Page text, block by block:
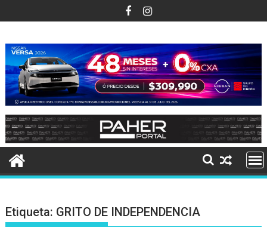
al
Etiqueta: GRITO DE INDEPENDENCIA